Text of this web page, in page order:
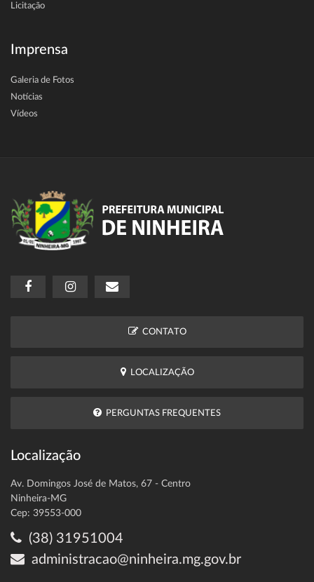
Licitação
Imprensa
Galeria de Fotos
Notícias
Vídeos
CONTATO
LOCALIZAÇÃO
PERGUNTAS FREQUENTES
Localização
Av. Domingos José de Matos, 67 - Centro
Ninheira-MG
Cep: 39553-000
(38) 31951004
administracao@ninheira.mg.gov.br